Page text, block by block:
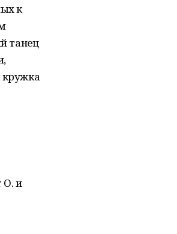
к
танец
О. и